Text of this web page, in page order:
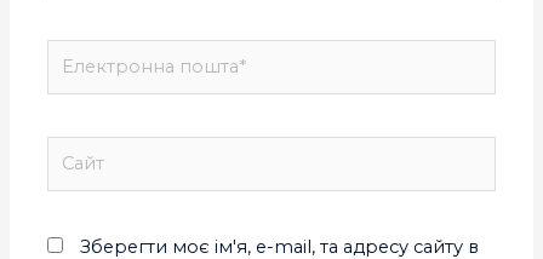
Зберегти моє ім'я, e-mail, та адресу сайту в